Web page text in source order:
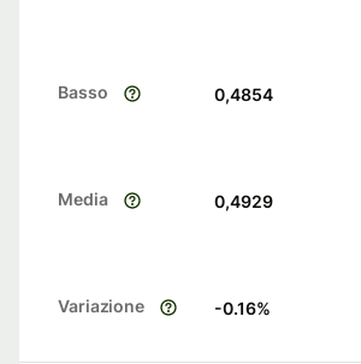
Basso 0,4854
Media 0,4929
Variazione -0.16%